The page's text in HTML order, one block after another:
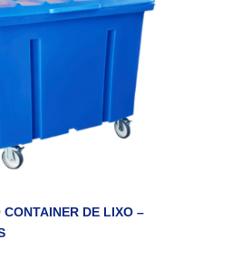
CONTAINER DE LIXO –